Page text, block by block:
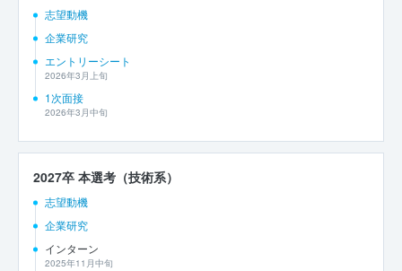
志望動機
企業研究
エントリーシート
2026年3月上旬
1次面接
2026年3月中旬
2027卒 本選考（技術系）
志望動機
企業研究
インターン
2025年11月中旬